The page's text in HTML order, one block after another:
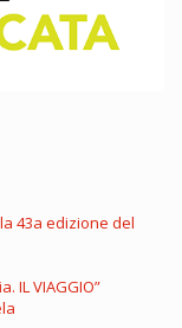
43a edizione del
IL VIAGGIO”